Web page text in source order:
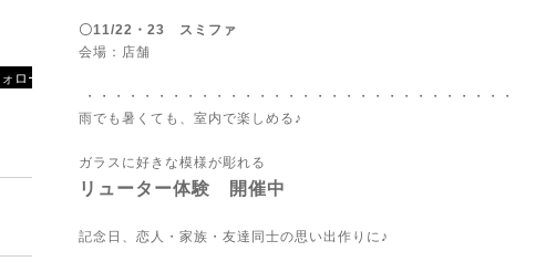
〇11/22・23 スミファ
会場：店舗
・・・・・・・・・・・・・・・・・・・・・・・・・・・・・・
雨でも暑くても、室内で楽しめる♪
ガラスに好きな模様が彫れる
リューター体験 開催中
記念日、恋人・家族・友達同士の思い出作りに♪